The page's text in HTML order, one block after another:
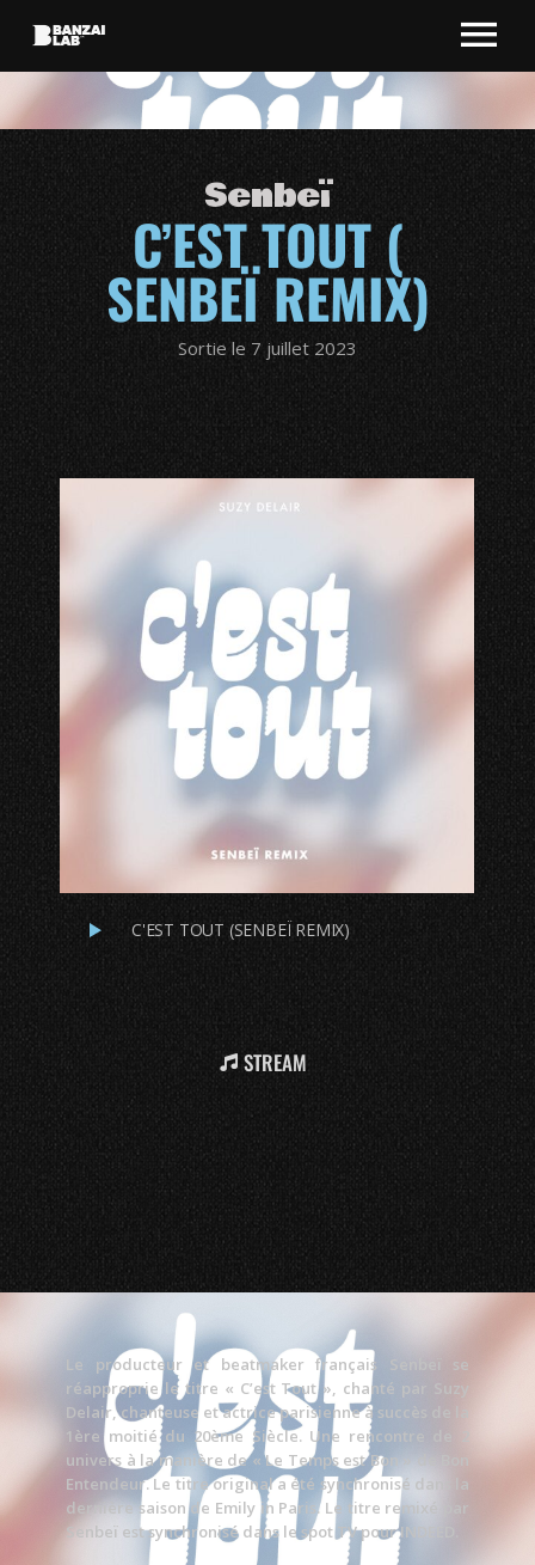
Senbeï
C’EST TOUT (
SENBEÏ REMIX)
Sortie le 7 juillet 2023
C'EST TOUT (SENBEÏ REMIX)
STREAM
Le producteur et beatmaker français Senbeï se
réapproprie le titre « C’est Tout », chanté par Suzy
Delair, chanteuse et actrice parisienne à succès de la
1ère moitié du 20ème Siècle. Une rencontre de 2
univers à la manière de « Le Temps est Bon » de Bon
Entendeur. Le titre original a été synchronisé dans la
dernière saison de Emily in Paris. Le titre remixé par
Senbeï est synchronisé dans le spot TV pour INDEED.